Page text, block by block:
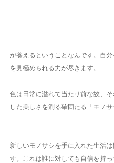
が養えるということなんです。自
を見極められる力が尽きます。
色は日常に溢れて当たり前な故、
した美しさを測る確固たる「モノサ
新しいモノサシを手に入れた生活
す。これは誰に対しても自信を持っ